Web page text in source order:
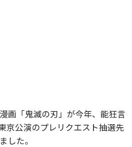
画「鬼滅の刃」が今年、能狂言
京公演のプレリクエスト抽選先
した。